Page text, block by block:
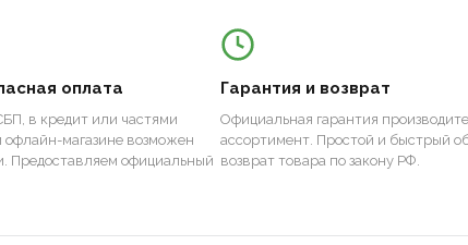
оплата
в кредит или частями
магазине возможен
Предоставляем официальный
Гарантия и возврат
Официальная гарантия
ассортимент. Простой и быстрый
возврат товара по закону РФ.